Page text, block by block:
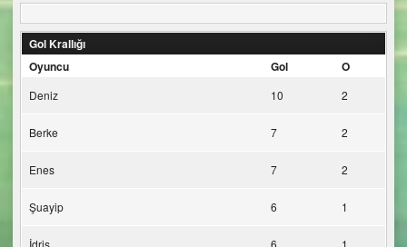
Gol Krallığı
Oyuncu
Gol O
Deniz 10 2
Berke 7 2
Enes 7 2
Şuayip 6 1
İdris 6 1